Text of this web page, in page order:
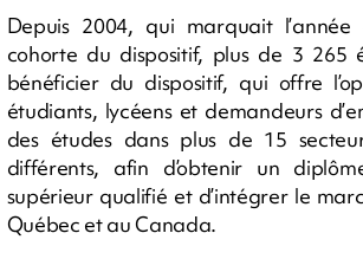
Depuis 2004, qui marquait
cohorte du dispositif, plus de 3 265
bénéficier du dispositif, qui offre
étudiants, lycéens et demandeurs
des études dans plus de 15
différents, afin d’obtenir un
supérieur qualifié et d’intégrer le
Québec et au Canada.